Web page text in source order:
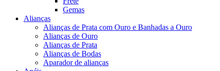
Gemas
Alianças
Alianças de Prata com Ouro e Banhadas a Ouro
Alianças de Ouro
Alianças de Prata
Alianças de Bodas
Aparador de alianças